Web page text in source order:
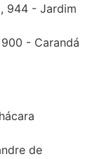
944 - Jardim
- Carandá
de